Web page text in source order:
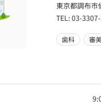
東京都調布
TEL: 03-
歯科 審